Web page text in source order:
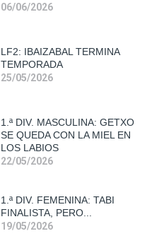
06/06/2026
LF2: IBAIZABAL TERMINA
TEMPORADA
25/05/2026
1.ª DIV. MASCULINA: GETXO
SE QUEDA CON LA MIEL EN
LOS LABIOS
22/05/2026
1.ª DIV. FEMENINA: TABI
FINALISTA, PERO...
19/05/2026